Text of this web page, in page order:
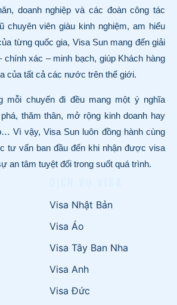
doanh nghiệp và các đoàn công tác
chuyên viên giàu kinh nghiệm, am hiểu
từng quốc gia, Visa Sun mang đến giải
chính xác – minh bạch, giúp Khách hàng
của tất cả các nước trên thế giới.
mỗi chuyến đi đều mang một ý nghĩa
thăm thân, mở rộng kinh doanh hay
Vì vậy, Visa Sun luôn đồng hành cùng
tư vấn ban đầu đến khi nhận được visa
an tâm tuyệt đối trong suốt quá trình.
Visa Nhật Bản
Visa Áo
Visa Tây Ban Nha
Visa Anh
Visa Đức